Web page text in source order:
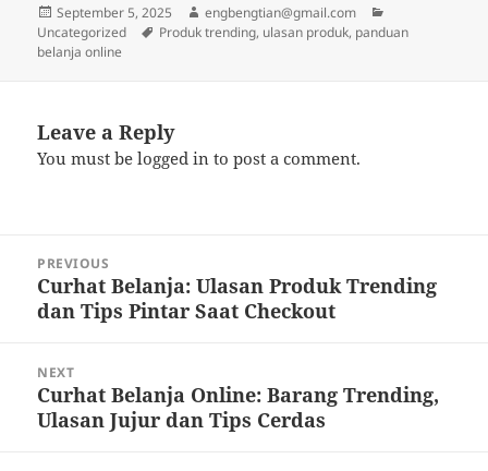
Posted
on
September 5, 2025 Author
engbengtian@gmail.com
Uncategorized
Tags
Produk trending, ulasan produk, panduan
belanja online
Leave a Reply
You must belogged in to post a comment.
navigation
PREVIOUS
Previous
post:
Curhat Belanja: Ulasan Produk Trending
dan Tips Pintar Saat Checkout
NEXT
Next
post:
Curhat Belanja Online: Barang Trending,
Ulasan Jujur dan Tips Cerdas